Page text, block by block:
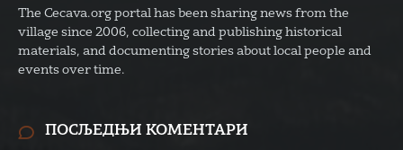
The Cecava.org portal has been sharing news from the
village since 2006, collecting and publishing historical
materials, and documenting stories about local people and
events over time.
ПОСЉЕДЊИ КОМЕНТАРИ